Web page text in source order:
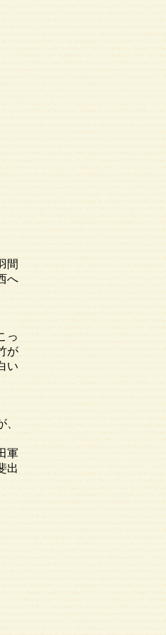
間
へ
っ
が
い
軍
出